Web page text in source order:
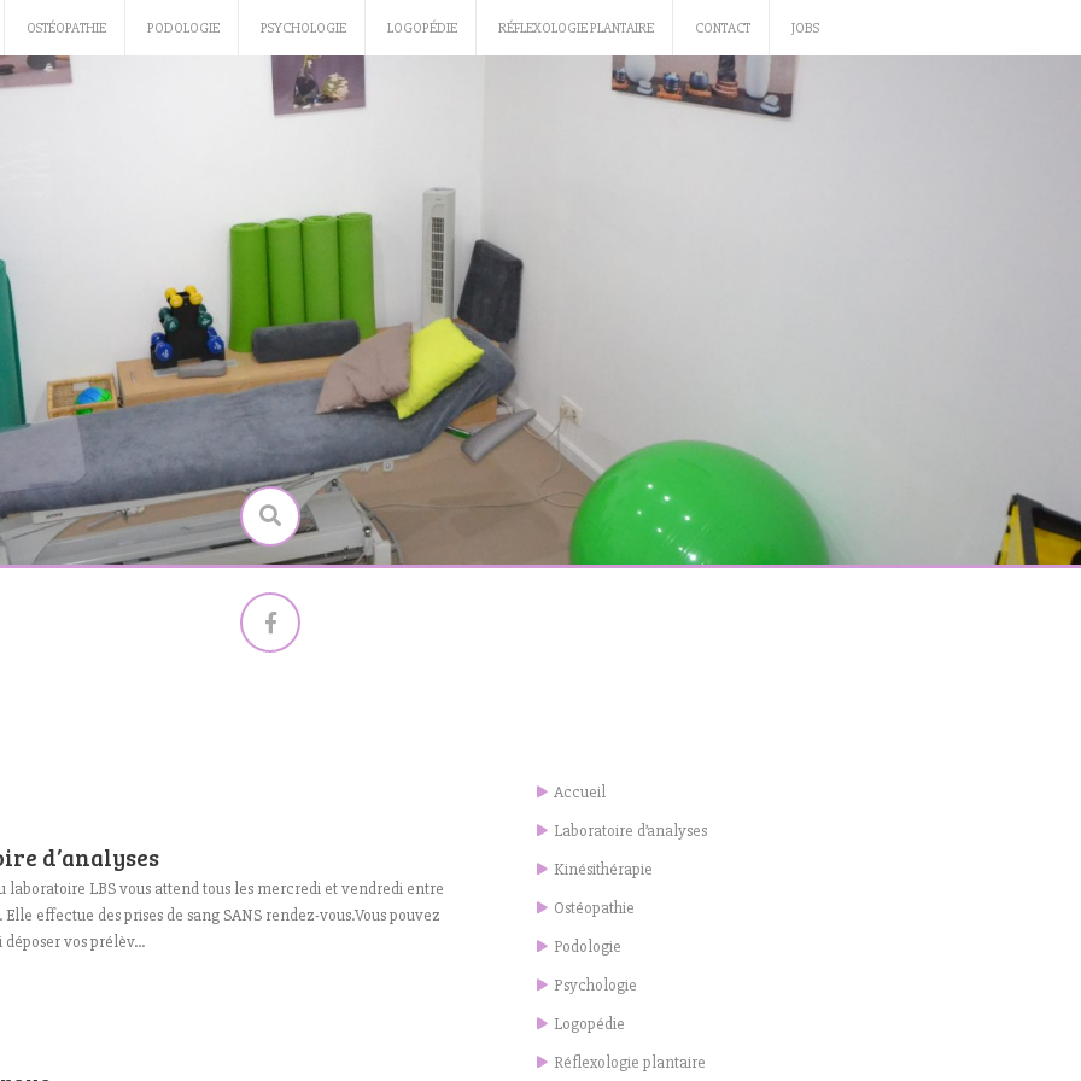
OSTÉOPATHIE PODOLOGIE PSYCHOLOGIE LOGOPÉDIE RÉFLEXOLOGIE PLANTAIRE CONTACT JOBS
d’analyses
laboratoire LBS vous attend tous les mercredi et vendredi entre
Elle effectue des prises de sang SANS rendez-vous.Vous pouvez
vos prélèv...
Accueil
Laboratoire d’analyses
Kinésithérapie
Ostéopathie
Podologie
Psychologie
Logopédie
Réflexologie plantaire